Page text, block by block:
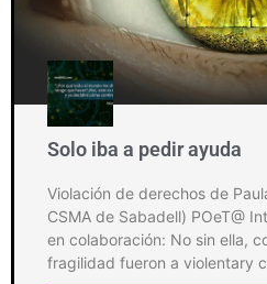
Solo iba a pedir ayuda
Violación de derechos de
CSMA de Sabadell) POeT@
en colaboración: No sin ella,
fragilidad fueron a violentary